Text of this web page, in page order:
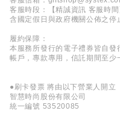
客服時段：【精誠資訊 客服時
含國定假日與政府機關公佈之停
履約保障：
本服務所發行的電子禮券皆自
帳戶，專款專用，信託期間至少
●刷卡發票 將由以下營業人開立
智慧時尚股份有限公司
統一編號 53520085